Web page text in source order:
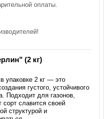
оплаты.
(2 кг)
упаковке 2 кг — это
густого, устойчивого
Подходит для газонов,
славится своей
структурой и